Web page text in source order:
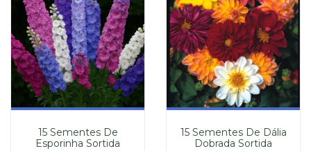
15 Sementes De
Esporinha Sortida
15 Sementes De Dália
Dobrada Sortida